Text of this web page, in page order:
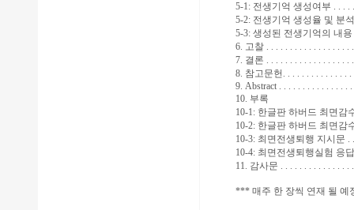
5-1: 전생기억 생성여부 . . . .
5-2: 전생기억 생성율 및 분
5-3: 생성된 전생기억의 내용
6. 고찰 . . . . . . . . . . . . . . . . . .
7. 결론 . . . . . . . . . . . . . . . . . .
8. 참고문헌. . . . . . . . . . . . . . .
9. Abstract . . . . . . . . . . . . . . .
10. 부록
10-1: 한글판 하버드 최면감
10-2: 한글판 하버드 최면감
10-3: 최면전생퇴행 지시문 .
10-4: 최면전생퇴행실험 응
11. 감사문 . . . . . . . . . . . . . . .
*** 매주 한 장씩 연재 될 예